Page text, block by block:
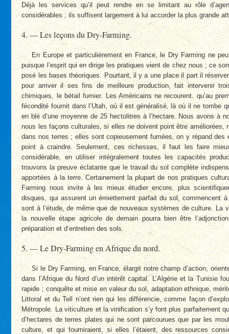
Déjà les services qu’il peut rendre en se limitant au rôle
considérables ; ils suffisent largement à lui accorder la plus grande
4. — Les leçons du Dry-Farming.
En Europe et particulièrement en France, le Dry Farming ne
puisque l’esprit qui en dirige les pratiques vient de chez nous ; ce
posé les bases théoriques. Pourtant, il y a une place il part il
pour arriver il ses fins de meilleure production, fait intervenir
chimiques, le bétail fumier. Les Américains ne recourent. qu’au
fécondité fournit dans l’Utah, où il est généralisé, là où il ne tombe
en blé d’une moyenne de 25 hectolitres à l’hectare. Nous avons à
nous les façons culturales, si elles ne doivent point être améliorées,
dans nos terres ; elles sont copieusement fumées, on y répand des
point à craindre. Seulement, ces richesses, il faut les faire
considérable, en utiliser intégralement toutes les capacités
trouvons la preuve éclatante que le travail du sol complète
apportées à la terre. Certainement la plupart de nos pratiques
Farming nous invite à les mieux étudier encore, plus
disques, qui assurent un émiettement parfait du sol, commencent
sont à l’étude, de même que de nouveaux systèmes de culture. La
la nouvelle étape agricole de demain pourra bien être
préparation et d’entretien des sols.
5. — Le Dry-Farming en Afrique du nord.
Si le Dry Farming, en France, élargit notre champ d’action,
dans l’Afrique du Nord d’un intérêt capital. L’Algérie et la Tunisie
rapide ; conquête et mise en valeur du sol, adaptation ethnique,
Littoral et du Tell n’ont rien qui les différencie, comme façon
Métropole. La viticulture et la vinification s’y font plus parfaitement
d’hectares de terres plates qui ne sont parcourues que par les
culture, et qui fourniraient, si elles l’étaient, des ressources